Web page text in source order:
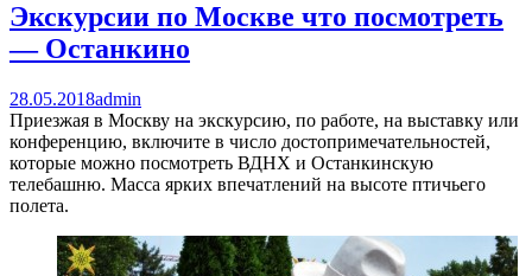
Экскурсии по Москве что посмотреть
— Останкино
28.05.2018admin
Приезжая в Москву на экскурсию, по работе, на выставку или
конференцию, включите в число достопримечательностей,
которые можно посмотреть ВДНХ и Останкинскую
телебашню. Масса ярких впечатлений на высоте птичьего
полета.